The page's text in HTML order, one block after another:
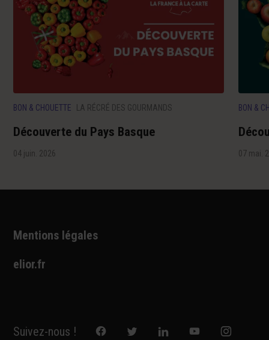
BON & CHOUETTE LA RÉCRÉ DES GOURMANDS
Découverte du Pays Basque
04 juin. 2026
BON &
07 mai.
Mentions légales
elior.fr
Suivez-nous !